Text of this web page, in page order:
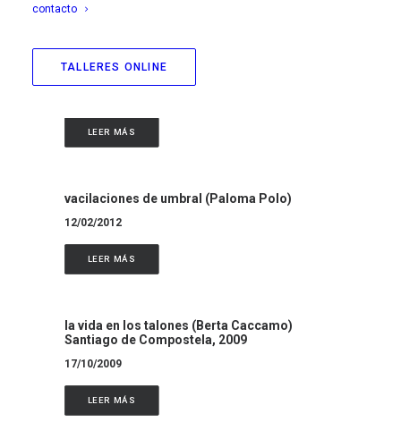
contacto
TALLERES ONLINE
mar de afuera (M. Vilariño)
LEER MÁS
vacilaciones de umbral (Paloma Polo)
12/02/2012
LEER MÁS
la vida en los talones (Berta Caccamo)
Santiago de Compostela, 2009
17/10/2009
LEER MÁS